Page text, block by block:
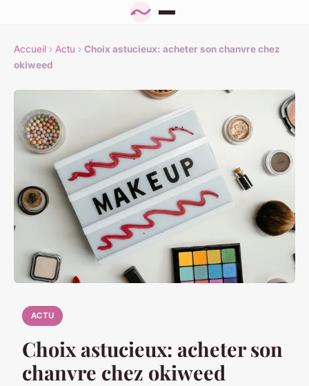
Accueil › Actu › Choix astucieux: acheter son chanvre chez
okiweed
ACTU
Choix astucieux: acheter son
chanvre chez okiweed